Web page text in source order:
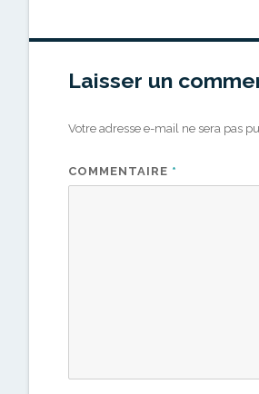
Laisser un
Votre adresse e-mail ne sera pas
COMMENTAIRE *